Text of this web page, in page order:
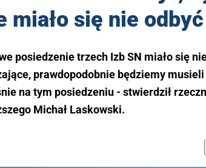
miało się nie odbyć
posiedzenie trzech Izb SN miało się
prawdopodobnie będziemy
na tym posiedzeniu - stwierdził
Michał Laskowski.